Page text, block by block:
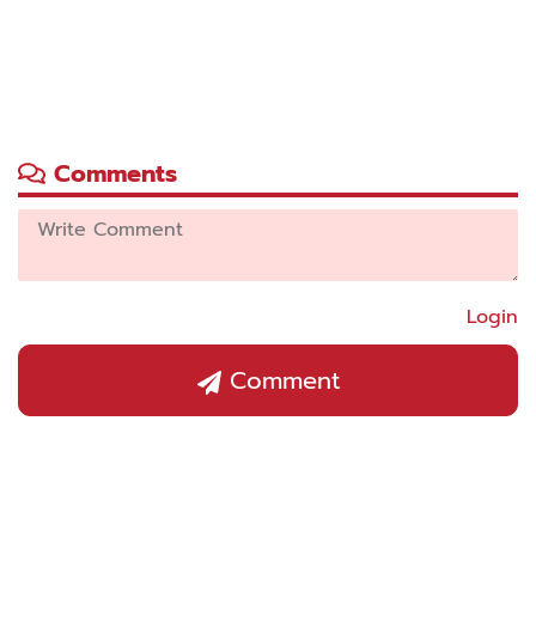
Comments
Login
Comment